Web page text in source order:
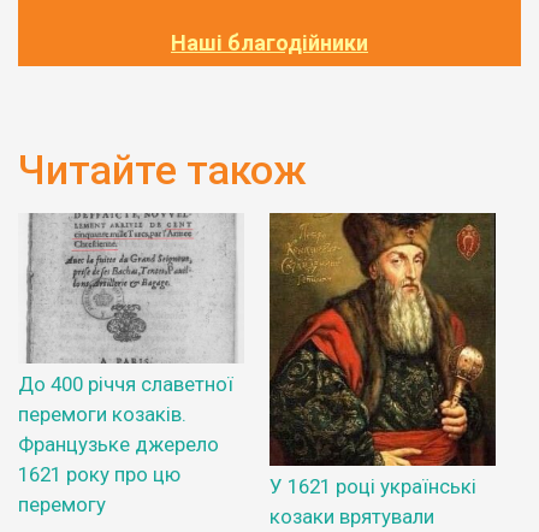
Наші благодійники
Читайте також
До 400 річчя славетної
перемоги козаків.
Французьке джерело
1621 року про цю
перемогу
У 1621 році українські
козаки врятували